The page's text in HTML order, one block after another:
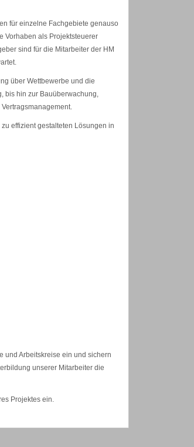
für einzelne Fachgebiete genauso
Vorhaben als Projektsteuerer
sind für die Mitarbeiter der HM
über Wettbewerbe und die
bis hin zur Bauüberwachung,
effizient gestalteten Lösungen in
und Arbeitskreise ein und sichern
unserer Mitarbeiter die
Projektes ein.